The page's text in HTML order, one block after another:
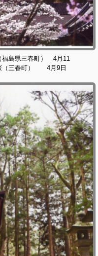
県三春町） 4月11
町） 4月9日